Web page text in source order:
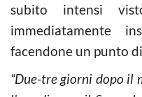
subito intensi
immediatamente
facendone un punto
“Due-tre giorni dopo il